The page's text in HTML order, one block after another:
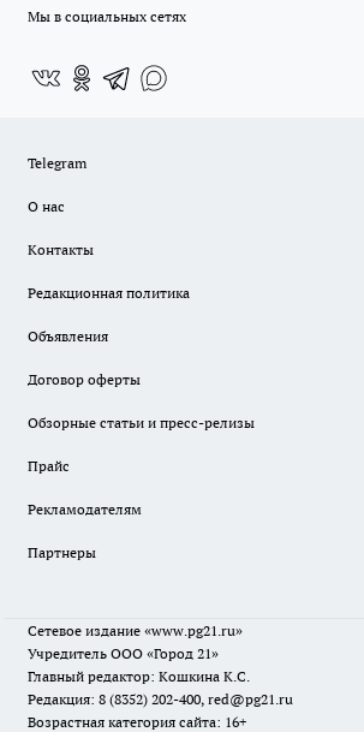
Мы в социальных сетях
Telegram
О нас
Контакты
Редакционная политика
Объявления
Договор оферты
Обзорные статьи и пресс-релизы
Прайс
Рекламодателям
Партнеры
Сетевое издание «www.pg21.ru»
Учредитель ООО «Город 21»
Главный редактор: Кошкина К.С.
Редакция: 8 (8352) 202-400, red@pg21.ru
Возрастная категория сайта: 16+